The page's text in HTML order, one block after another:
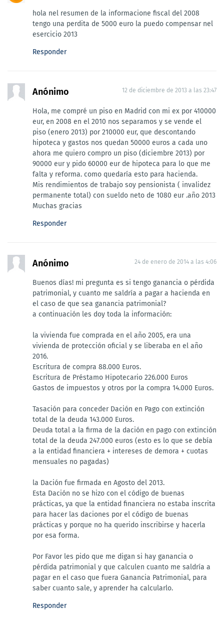
hola nel resumen de la informacione fiscal del 2008
tengo una perdita de 5000 euro la puedo compensar nel
esercicio 2013
Responder
Anónimo 12 de diciembre de 2013 a las 23:47
Hola, me compré un piso en Madrid con mi ex por 410000
eur, en 2008 en el 2010 nos separamos y se vende el
piso (enero 2013) por 210000 eur, que descontando
hipoteca y gastos nos quedan 50000 euros a cada uno
ahora me quiero compro un piso (diciembre 2013) por
90000 eur y pido 60000 eur de hipoteca para lo que me
falta y reforma. como quedaría esto para hacienda.
Mis rendimientos de trabajo soy pensionista ( invalidez
permanente total) con sueldo neto de 1080 eur .año 2013
Muchas gracias
Responder
Anónimo 24 de enero de 2014 a las 4:06
Buenos días! mi pregunta es si tengo ganancia o pérdida
patrimonial, y cuanto me saldría a pagar a hacienda en
el caso de que sea ganancia patrimonial?
a continuación les doy toda la información:
la vivienda fue comprada en el año 2005, era una
vivienda de protección oficial y se liberaba en el año
2016.
Escritura de compra 88.000 Euros.
Escritura de Préstamo Hipotecario 226.000 Euros
Gastos de impuestos y otros por la compra 14.000 Euros.
Tasación para conceder Dación en Pago con extinción
total de la deuda 143.000 Euros.
Deuda total a la firma de la dación en pago con extinción
total de la deuda 247.000 euros (esto es lo que se debía
a la entidad financiera + intereses de demora + cuotas
mensuales no pagadas)
la Dación fue firmada en Agosto del 2013.
Esta Dación no se hizo con el código de buenas
prácticas, ya que la entidad financiera no estaba inscrita
para hacer las daciones por el código de buenas
prácticas y porque no ha querido inscribirse y hacerla
por esa forma.
Por Favor les pido que me digan si hay ganancia o
pérdida patrimonial y que calculen cuanto me saldría a
pagar en el caso que fuera Ganancia Patrimonial, para
saber cuanto sale, y aprender ha calcularlo.
Responder